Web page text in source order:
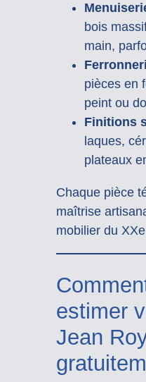
bois
main,
pièces en
peint ou
Finitions
laques,
plateaux
Chaque pièce
maîtrise
mobilier du
estimer
Jean